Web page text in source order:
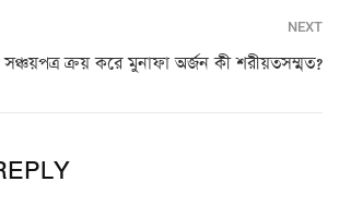
NEXT
সঞ্চয়পত্র ক্রয় করে মুনাফা অর্জন কী শরীয়তসম্মত?